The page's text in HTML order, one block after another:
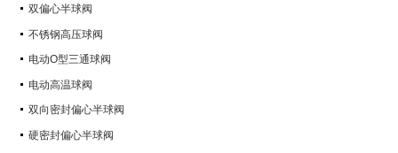
双偏心半球阀
不锈钢高压球阀
电动O型三通球阀
电动高温球阀
双向密封偏心半球阀
硬密封偏心半球阀